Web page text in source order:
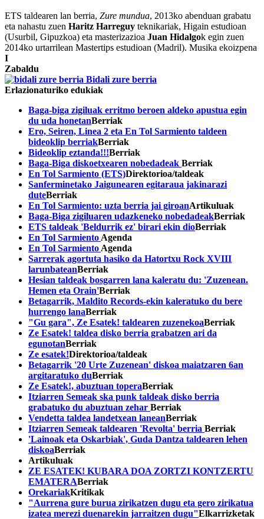
ETS taldearen lan berria, Zure mundua, 2013ko abenduan grabatu
eta nahastu zuen Haritz Harreguy teknikariak, Higain estudioan
(Usurbil, Gipuzkoa) eta masterizazioa Juan Hidalgok egin zuen
2014ko urtarrilean Mastertips estudioan (Madril). Musika ekoizpena
I
Zabaldu
Bidali zure berria
Erlazionaturiko edukiak
Baga-biga zigiluak erritmo beroen aldeko apustua egin
du uda honetanBerriak
Ero, Seiren, Linea 2 eta En Tol Sarmiento taldeen
bideoklip berriakBerriak
Bideoklip eztanda!!!Berriak
Baga-Biga diskoetxearen nobedadeak Berriak
En Tol Sarmiento (ETS)Direktorioa/taldeak
Sanferminetako Jaigunearen egitaraua jakinarazi
duteBerriak
En Tol Sarmiento: uzta berria jai giroanArtikuluak
Baga-Biga zigiluaren udazkeneko nobedadeakBerriak
ETS taldeak 'Beldurrik ez' birari ekin dioBerriak
En Tol Sarmiento Agenda
En Tol Sarmiento Agenda
Sarrerak agortuta hasiko da Hatortxu Rock XVIII
larunbateanBerriak
Hesian taldeak bosgarren lana kaleratu du: 'Zuzenean.
Hemen eta Orain'Berriak
Betagarrik, Maldito Records-ekin kaleratuko du bere
hurrengo lanaBerriak
"Gu gara", Ze Esatek! taldearen zuzenekoaBerriak
Ze Esatek! taldea disko berria grabatzen ari da
egunotanBerriak
Ze esatek!Direktorioa/taldeak
Betagarrik '20 Urte Zuzenean' diskoa maiatzaren 6an
argitaratuko duBerriak
Ze Esatek!, abuztuan toperaBerriak
Itziarren Semeak ska punk taldeak disko berria
grabatuko du abuztuan zehar Berriak
Vendetta taldea landetxean laneanBerriak
Itziarren Semeak taldearen 'Revolta' berria Berriak
'Lainoak eta Oskarbiak', Guda Dantza taldearen lehen
diskoaBerriak
Artikuluak
ZE ESATEK! KUBARA DOA ZORTZI KONTZERTU
EMATERABerriak
OrekariakKritikak
"Aurrena gure burua zirikatzen dugu eta gero zirikatua
izatea merezi duenarekin jarraitzen dugu"Elkarrizketak